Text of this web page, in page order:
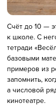
Счёт до 10 —
к школе. С
тетради
базовыми
примеров из
запомнить,
а числовой
кинотеатре.